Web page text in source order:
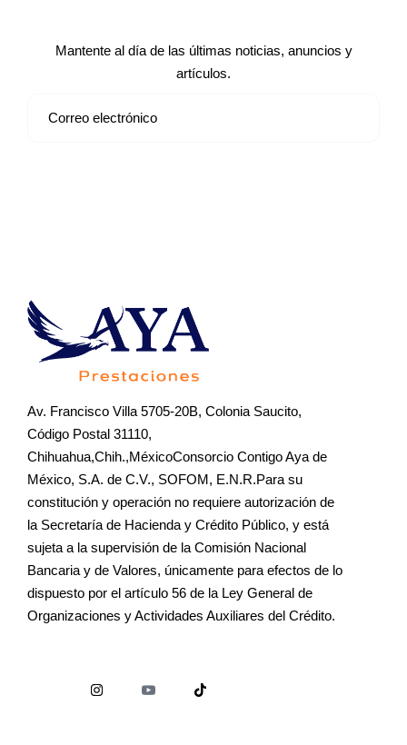
Mantente al día de las últimas noticias, anuncios y
artículos.
Av. Francisco Villa 5705-20B, Colonia Saucito,
Código Postal 31110,
Chihuahua,Chih.,MéxicoConsorcio Contigo Aya de
México, S.A. de C.V., SOFOM, E.N.R.Para su
constitución y operación no requiere autorización de
la Secretaría de Hacienda y Crédito Público, y está
sujeta a la supervisión de la Comisión Nacional
Bancaria y de Valores, únicamente para efectos de lo
dispuesto por el artículo 56 de la Ley General de
Organizaciones y Actividades Auxiliares del Crédito.